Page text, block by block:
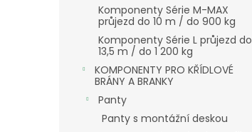
Komponenty Série M-MAX
průjezd do 10 m / do 900 kg
Komponenty Série L průjezd do
13,5 m / do 1 200 kg
KOMPONENTY PRO KŘÍDLOVÉ
BRÁNY A BRANKY
Panty
Panty s montážní deskou